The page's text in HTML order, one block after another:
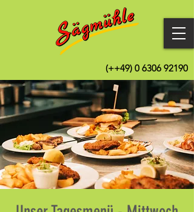
(++49) 0 6306 92190